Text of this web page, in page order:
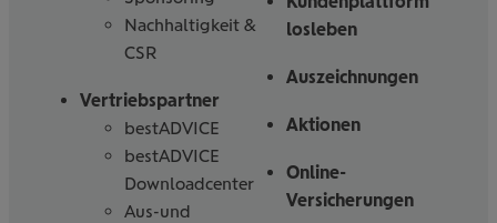
Nachhaltigkeit &
CSR
Vertriebspartner
bestADVICE
bestADVICE
Downloadcenter
Aus-und
losleben
Auszeichnungen
Aktionen
Online-
Versicherungen